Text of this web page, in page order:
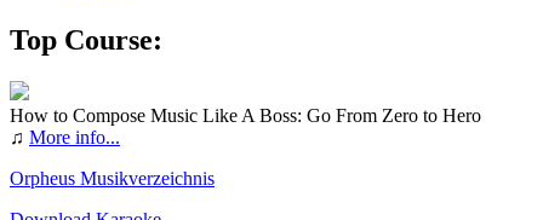
Top Course:
How to Compose Music Like A Boss: Go From Zero to Hero
♫ More info...
Orpheus Musikverzeichnis